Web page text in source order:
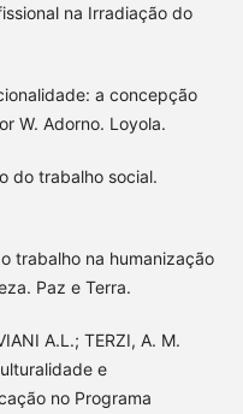
na Irradiação do
a concepção
W. Adorno. Loyola.
do trabalho social.
trabalho na humanização
Paz e Terra.
A.L.; TERZI, A. M.
e
no Programa